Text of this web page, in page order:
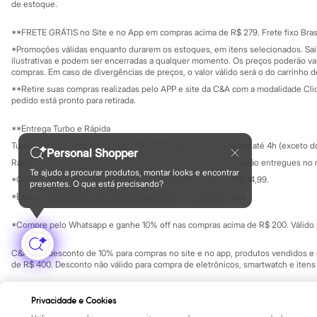
Yessica
Acessórios
Blusas
Calçados
Leggings
Shorts e Bermudas
Tops
Moda íntima
Cintas e Modeladores
Meias
Pijamas
Sutiãs e Tops
Moda praia
Maiôs
Saídas de praia
Personagens
Plus size
Blusas e Camisetas
Calças
Casacos e Jaquetas
Jeans
Personal Shopper
Te ajudo a procurar produtos, montar looks e encontrar
presentes. O que está precisando?
Investidores
Privacidade
Configuração de cookies
Minha privacidade
Educação
Formas de pagamento
de estoque.
**FRETE GRÁTIS no Site e no App em compras acima de R$ 279. Frete fixo
*Promoções válidas enquanto durarem os estoques, em itens selecionados.
ilustrativas e podem ser encerradas a qualquer momento. Os preços poderão
compras. Em caso de divergências de preços, o valor válido será o do carrinho
**Retire suas compras realizadas pelo APP e site da C&A com a modalidade
pedido está pronto para retirada.
**Entrega Turbo e Rápida
Turbo: Pedidos aprovados entre 10h e 17h, serão entregues em até 4h (exceto
Rápida: Pedidos com os pagamentos aprovados até as 10h, serão entregues
*O valor do frete para o turbo é R$ 24,99 e para a rápida é R$ 14,99.
*Essa condição ainda não estará disponível em todas as lojas.
*Compre pelo Whatsapp e ganhe 10% off nas compras acima de R$ 200.
C&A Pay: desconto de 10% para compras no site e no app, produtos vendidos
de R$ 400. Desconto não válido para compra de eletrônicos, smartwatch e
SP Cep: 06455-000 CNPJ 45.242.914/0001-05
Privacidade e Cookies